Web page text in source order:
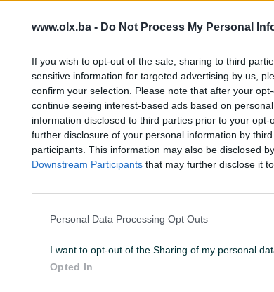
www.olx.ba - Do Not Process My Personal
If you wish to opt-out of the sale, sharing to third
sensitive information for targeted advertising by us,
confirm your selection. Please note that after your
continue seeing interest-based ads based on
information disclosed to third parties prior to your
further disclosure of your personal information by
participants. This information may also be disclosed
Downstream Participants that may further disclose it
Personal Data Processing Opt Outs
I want to opt-out of the Sharing of my personal
Opted In
U 09:19 ID: 53144250 PREGLEDI: 5313
stanje Vrsta oglasa
Broj spratova